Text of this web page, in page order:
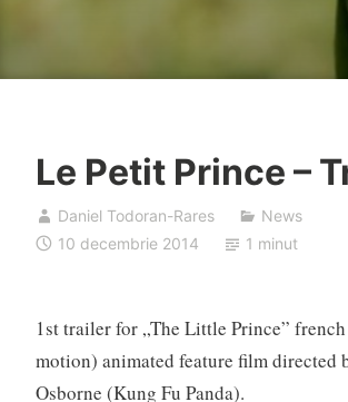
Le Petit Prince –
Daniel Todoran-Rares
News
10 decembrie 2014
1 minut
1st trailer for „The Little Prince”
motion) animated feature film directed
Osborne (Kung Fu Panda).